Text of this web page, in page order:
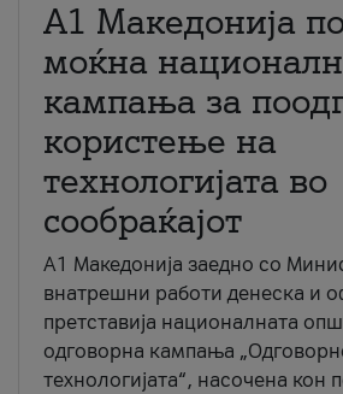
A1 Македонија
моќна
кампања за
користење на
технологијата во
сообраќајот
A1 Македонија заедно со
внатрешни работи денеска и
претставија националната
одговорна кампања
технологијата“, насочена кон